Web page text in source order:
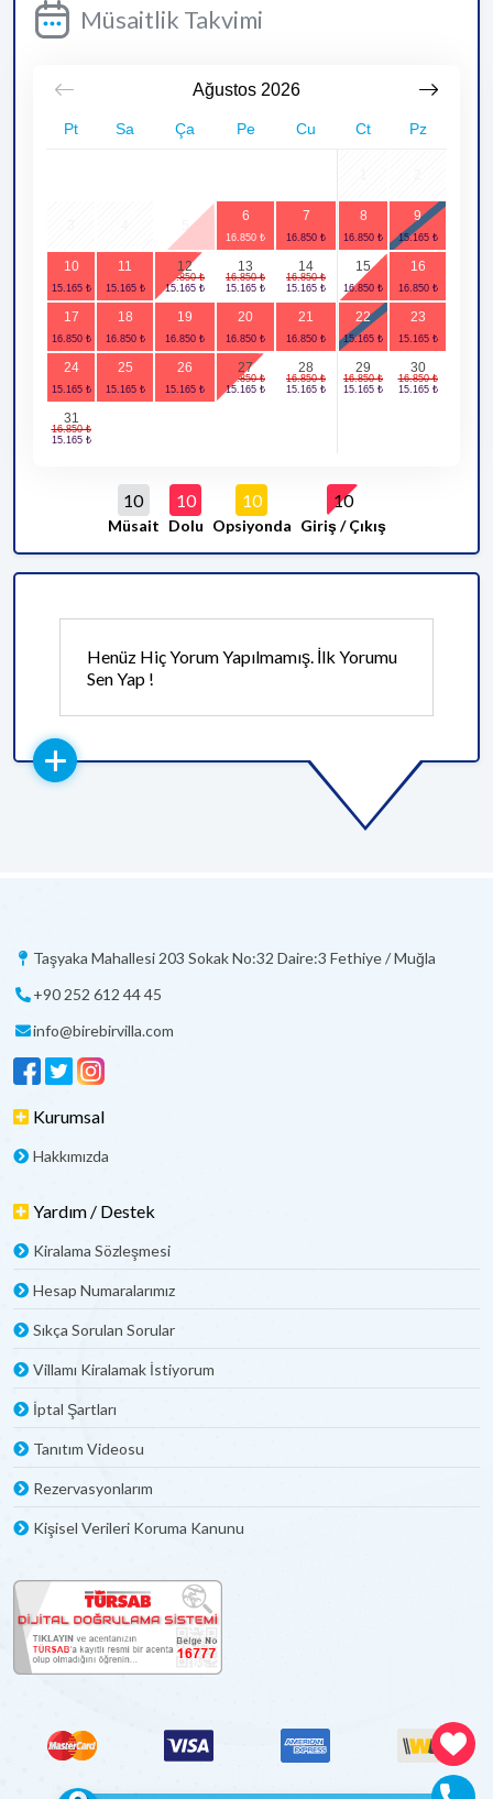
Müsaitlik Takvimi
Ağustos 2026
Pt Sa Ça Pe Cu Ct Pz
5
6 7 8 9
10 11 12 13 14 15 16
17 18 19 20 21 22 23
24 25 26 27 28 29 30
31
10
Müsait
10
Dolu
10
Opsiyonda
10
Giriş / Çıkış
Henüz Hiç Yorum Yapılmamış. İlk Yorumu
Sen Yap !
Taşyaka Mahallesi 203 Sokak No:32 Daire:3 Fethiye / Muğla
+90 252 612 44 45
info@birebirvilla.com
Kurumsal
Hakkımızda
Yardım / Destek
Kiralama Sözleşmesi
Hesap Numaralarımız
Sıkça Sorulan Sorular
Villamı Kiralamak İstiyorum
İptal Şartları
Tanıtım Videosu
Rezervasyonlarım
Kişisel Verileri Koruma Kanunu